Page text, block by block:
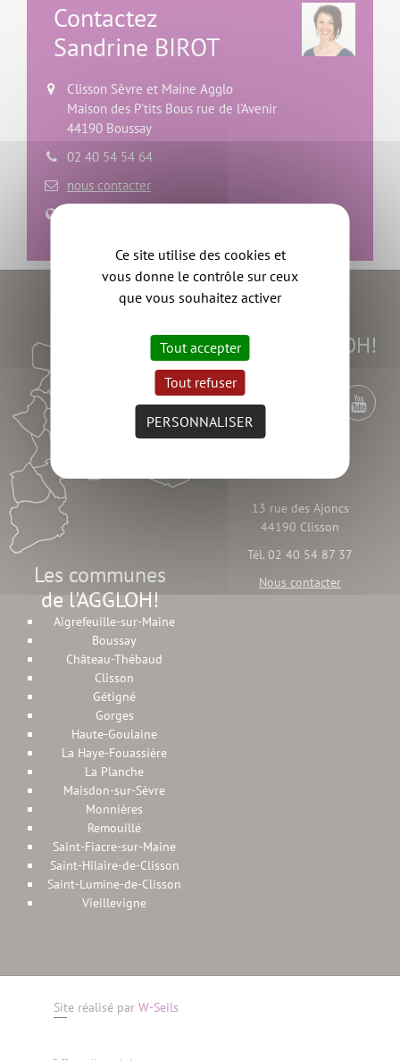
Contactez
Sandrine BIROT
Clisson Sèvre et Maine Agglo
Maison des P'tits Bous rue de l'Avenir
44190 Boussay
02 40 54 54 64
nous contacter
Les communes
de l'AGGLOH!
Aigrefeuille-sur-Maine
Boussay
Château-Thébaud
Clisson
Gétigné
Gorges
Haute-Goulaine
La Haye-Fouassière
La Planche
Maisdon-sur-Sèvre
Monnières
Remouillé
Saint-Fiacre-sur-Maine
Saint-Hilaire-de-Clisson
Saint-Lumine-de-Clisson
Vieillevigne
Suivez l'AGGLOH!
13 rue des Ajoncs
44190 Clisson
Tél. 02 40 54 87 37
Nous contacter
Site réalisé par W-Seils
Ce site utilise des cookies et
vous donne le contrôle sur ceux
que vous souhaitez activer
Tout accepter
Tout refuser
PERSONNALISER